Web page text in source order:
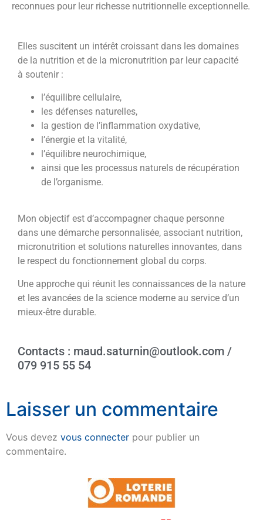
reconnues pour leur richesse nutritionnelle exceptionnelle.
Elles suscitent un intérêt croissant dans les domaines
de la nutrition et de la micronutrition par leur capacité
à soutenir :
l’équilibre cellulaire,
les défenses naturelles,
la gestion de l’inflammation oxydative,
l’énergie et la vitalité,
l’équilibre neurochimique,
ainsi que les processus naturels de récupération
de l’organisme.
Mon objectif est d’accompagner chaque personne
dans une démarche personnalisée, associant nutrition,
micronutrition et solutions naturelles innovantes, dans
le respect du fonctionnement global du corps.
Une approche qui réunit les connaissances de la nature
et les avancées de la science moderne au service d’un
mieux-être durable.
Contacts : maud.saturnin@outlook.com /
079 915 55 54
Laisser un commentaire
Vous devez vous connecter pour publier un
commentaire.